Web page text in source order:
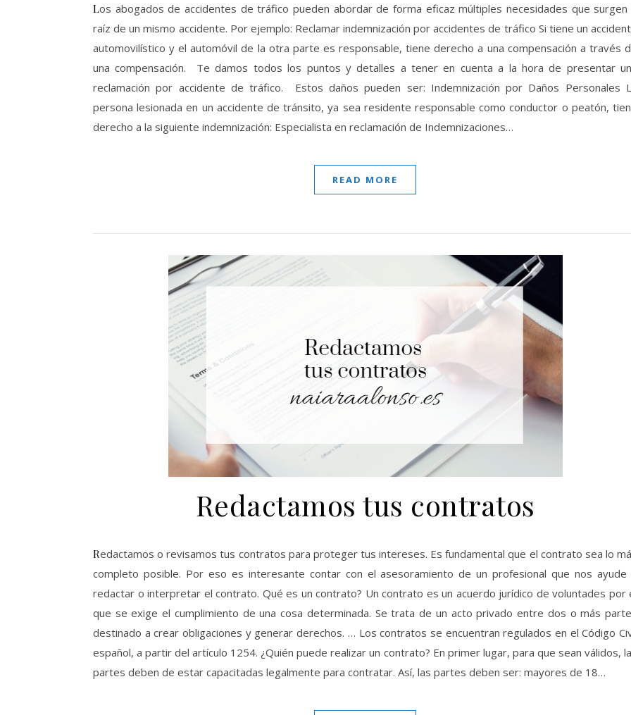
Los abogados de accidentes de tráfico pueden abordar de forma eficaz múltiples necesidades que surgen a
raíz de un mismo accidente. Por ejemplo: Reclamar indemnización por accidentes de tráfico Si tiene un
automovilístico y el automóvil de la otra parte es responsable, tiene derecho a una compensación a través
una compensación. Te damos todos los puntos y detalles a tener en cuenta a la hora de presentar
reclamación por accidente de tráfico. Estos daños pueden ser: Indemnización por Daños Personales
persona lesionada en un accidente de tránsito, ya sea residente responsable como conductor o peatón,
derecho a la siguiente indemnización: Especialista en reclamación de Indemnizaciones…
READ MORE
Redactamos tus contratos
Redactamos o revisamos tus contratos para proteger tus intereses. Es fundamental que el contrato sea lo más
completo posible. Por eso es interesante contar con el asesoramiento de un profesional que nos ayude
redactar o interpretar el contrato. Qué es un contrato? Un contrato es un acuerdo jurídico de voluntades por
que se exige el cumplimiento de una cosa determinada. Se trata de un acto privado entre dos o más
destinado a crear obligaciones y generar derechos. … Los contratos se encuentran regulados en el Código
español, a partir del artículo 1254. ¿Quién puede realizar un contrato? En primer lugar, para que sean válidos,
partes deben de estar capacitadas legalmente para contratar. Así, las partes deben ser: mayores de 18…